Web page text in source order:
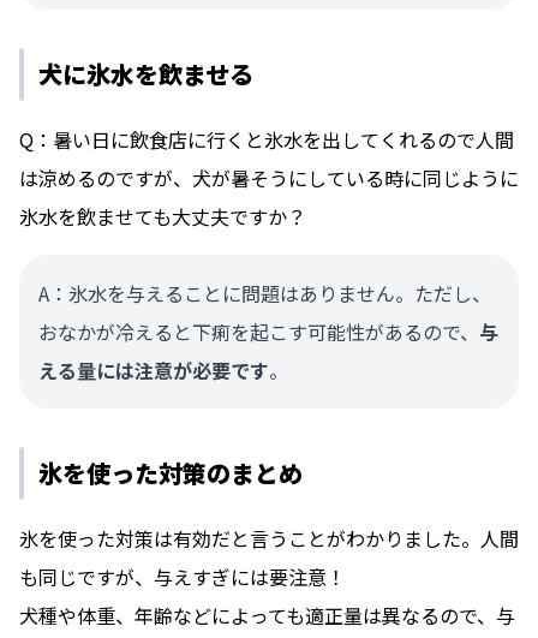
犬に氷水を飲ませる
Q：暑い日に飲食店に行くと氷水を出してくれるので人間
は涼めるのですが、犬が暑そうにしている時に同じように
氷水を飲ませても大丈夫ですか？
A：氷水を与えることに問題はありません。ただし、
おなかが冷えると下痢を起こす可能性があるので、 与
える量には注意が必要です。
氷を使った対策のまとめ
氷を使った対策は有効だと言うことがわかりました。人間
も同じですが、与えすぎには要注意！
犬種や体重、年齢などによっても適正量は異なるので、与